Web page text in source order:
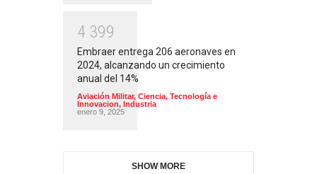
4 399
Embraer entrega 206 aeronaves en
2024, alcanzando un crecimiento
anual del 14%
Aviación Militar, Ciencia, Tecnología e
Innovacion, Industria
enero 9, 2025
SHOW MORE